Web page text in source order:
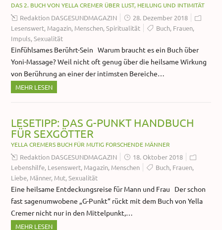
DAS 2. BUCH VON YELLA CREMER ÜBER LUST, HEILUNG UND INTIMITÄT
Redaktion DASGESUNDMAGAZIN
28. Dezember 2018
Lesenswert, Magazin, Menschen,Spiritualität Buch, Frauen,
Impuls,Sexualität
Einfühlsames Berührt-Sein Warum braucht es ein Buch über
Yoni-Massage? Weil nicht oft genug über die heilsame Wirkung
von Berührung an einer der intimsten Bereiche…
MEHR LESEN
LESETIPP: DAS G-PUNKT HANDBUCH
FÜR SEXGÖTTER
YELLA CREMERS BUCH FÜR MUTIG FORSCHENDE MÄNNER
Redaktion DASGESUNDMAGAZIN
18. Oktober 2018
Lebenshilfe, Lesenswert, Magazin, Menschen Buch, Frauen,
Liebe, Männer, Mut,Sexualität
Eine heilsame Entdeckungsreise für Mann und Frau Der schon
fast sagenumwobene „G-Punkt“ rückt mit dem Buch von Yella
Cremer nicht nur in den Mittelpunkt,…
MEHR LESEN